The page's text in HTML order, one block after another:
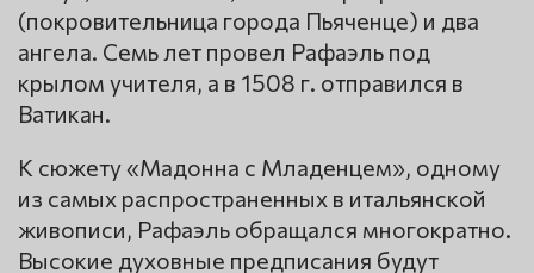
(покровительница города Пьяченце) и два
ангела. Семь лет провел Рафаэль под
крылом учителя, а в 1508 г. отправился в
Ватикан.
К сюжету «Мадонна с Младенцем», одному
из самых распространенных в итальянской
живописи, Рафаэль обращался многократно.
Высокие духовные предписания будут